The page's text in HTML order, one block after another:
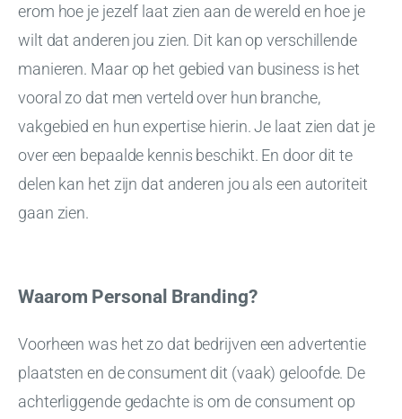
erom hoe je jezelf laat zien aan de wereld en hoe je
wilt dat anderen jou zien. Dit kan op verschillende
manieren. Maar op het gebied van business is het
vooral zo dat men verteld over hun branche,
vakgebied en hun expertise hierin. Je laat zien dat je
over een bepaalde kennis beschikt. En door dit te
delen kan het zijn dat anderen jou als een autoriteit
gaan zien.
Waarom Personal Branding?
Voorheen was het zo dat bedrijven een advertentie
plaatsten en de consument dit (vaak) geloofde. De
achterliggende gedachte is om de consument op